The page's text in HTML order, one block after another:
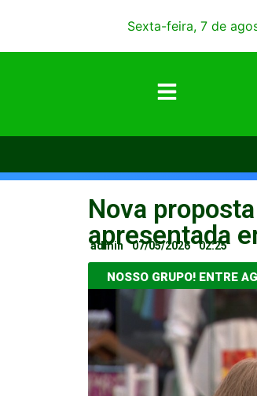
Sexta-feira, 7 de
Nova
apresentada
admin 07/05/2026 02:25
NOSSO GRUPO! ENTRE